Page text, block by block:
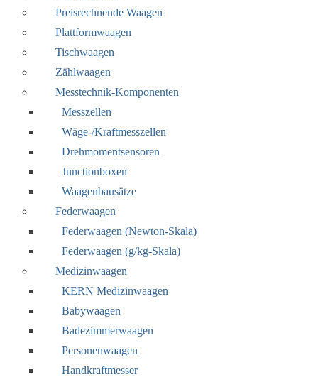
Preisrechnende Waagen
Plattformwaagen
Tischwaagen
Zählwaagen
Messtechnik-Komponenten
Messzellen
Wäge-/Kraftmesszellen
Drehmomentsensoren
Junctionboxen
Waagenbausätze
Federwaagen
Federwaagen (Newton-Skala)
Federwaagen (g/kg-Skala)
Medizinwaagen
KERN Medizinwaagen
Babywaagen
Badezimmerwaagen
Personenwaagen
Handkraftmesser